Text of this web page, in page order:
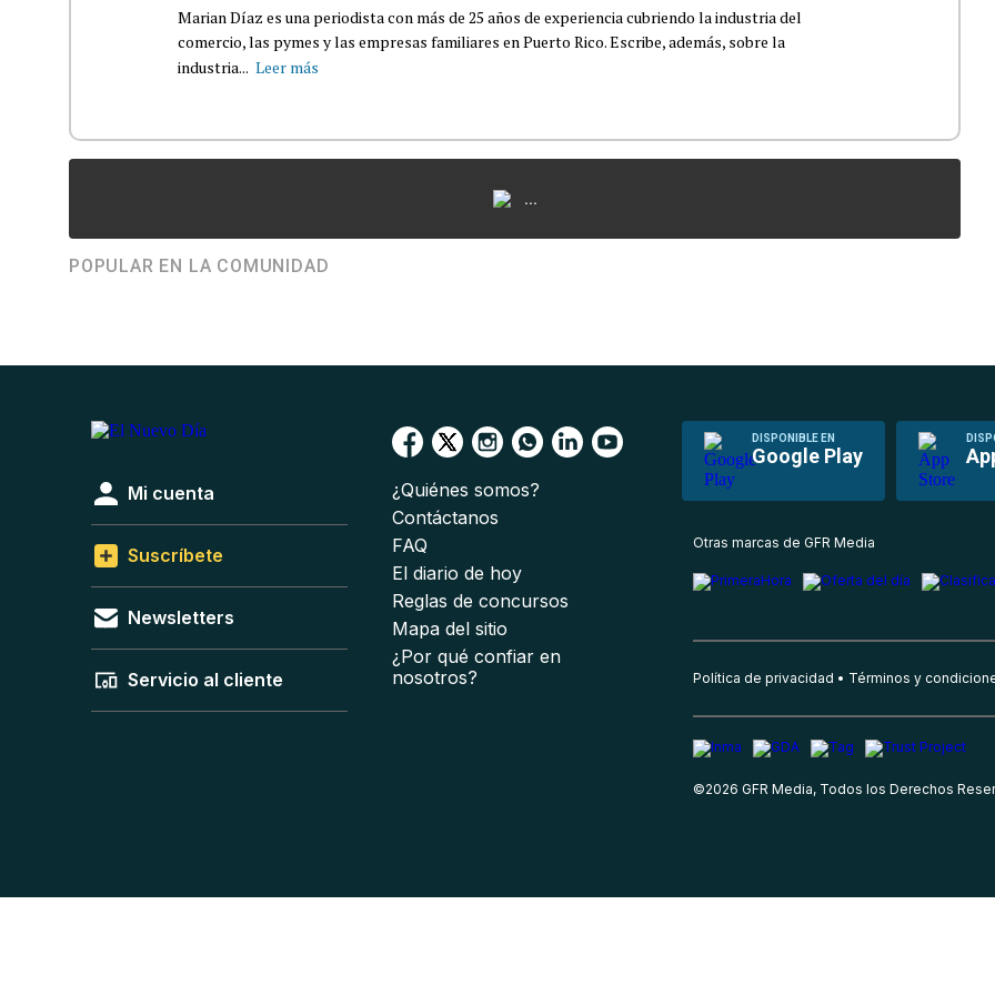
Marian Díaz es una periodista con más de 25 años de experiencia cubriendo la industria del
comercio, las pymes y las empresas familiares en Puerto Rico. Escribe, además, sobre la
industria... Leer más
...
POPULAR EN LA COMUNIDAD
DISPONIBLE EN
Google Play
Mi cuenta
Suscríbete
Newsletters
Servicio al cliente
¿Quiénes somos?
Contáctanos
FAQ
El diario de hoy
Reglas de concursos
Mapa del sitio
¿Por qué confiar en
nosotros?
Otras marcas de GFR Media
Política de privacidad Términos y
©2026 GFR Media, Todos los Derechos